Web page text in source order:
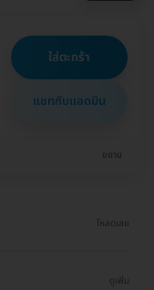
ใส่ตะกร้า
แชทกับแอดมิน
ขยาย
โหลดเลย
ดูเพิ่ม